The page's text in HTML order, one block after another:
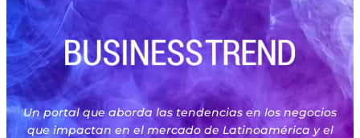
Un portal que aborda las tendencias en los negocios
que impactan en el mercado de Latinoamérica y el